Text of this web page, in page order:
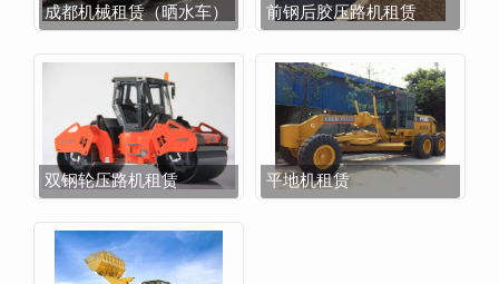
成都机械租赁（晒水车） 前钢后胶压路机租赁
双钢轮压路机租赁 平地机租赁